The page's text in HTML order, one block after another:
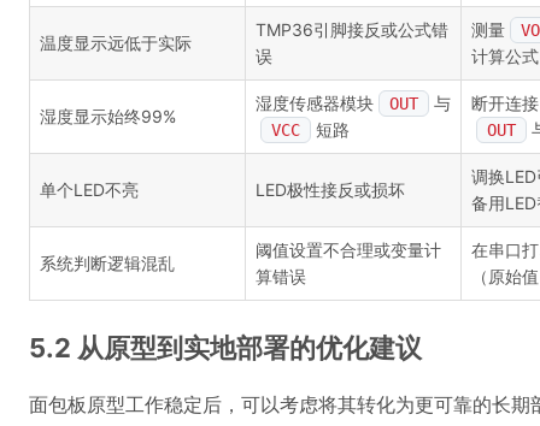
温度显示远低于实际
TMP36引脚接反或公式错
误
测量
计算公式
湿度显示始终99%
湿度传感器模块 OUT 与
VCC 短路
断开连
OUT
单个LED不亮 LED极性接反或损坏
调换
备用
系统判断逻辑混乱
阈值设置不合理或变量计
算错误
在串口
（原始
5.2 从原型到实地部署的优化建议
面包板原型工作稳定后，可以考虑将其转化为更可靠的长期